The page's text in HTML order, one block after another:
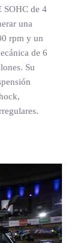
SOHC de 4
una
rpm y un
de 6
Su